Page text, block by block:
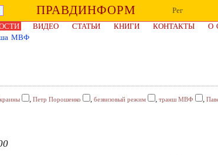
ПРАВДИНФОРМ
Рег
ВИДЕО СТАТЬИ КНИГИ КОНТАКТЫ
О
МВФ
, Петр Порошенко , безвизовый режим , транш МВФ ,